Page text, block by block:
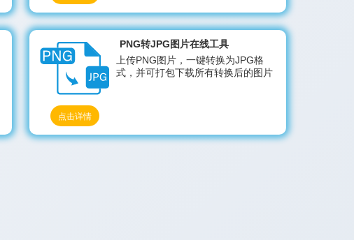
点击详情
PNG转JPG图片在线工具
上传PNG图片，一键转换为JPG格
式，并可打包下载所有转换后的图片